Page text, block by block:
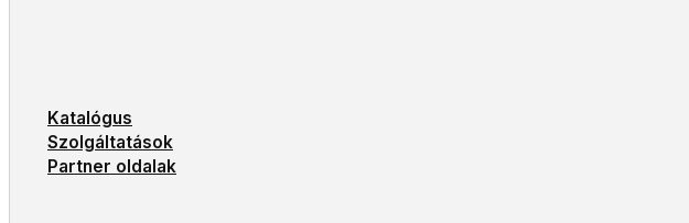
Katalógus
Szolgáltatások
Partner oldalak